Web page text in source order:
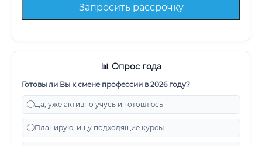
Запросить рассрочку
📊 Опрос года
Готовы ли Вы к смене профессии в 2026 году?
Да, уже активно учусь и готовлюсь
Планирую, ищу подходящие курсы